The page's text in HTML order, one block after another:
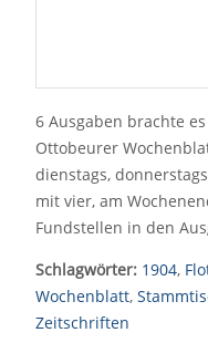
6 Ausgaben brachte
Ottobeurer
dienstags,
mit vier, am
Fundstellen in den
Schlagwörter: 1904,
Wochenblatt,
Zeitschriften